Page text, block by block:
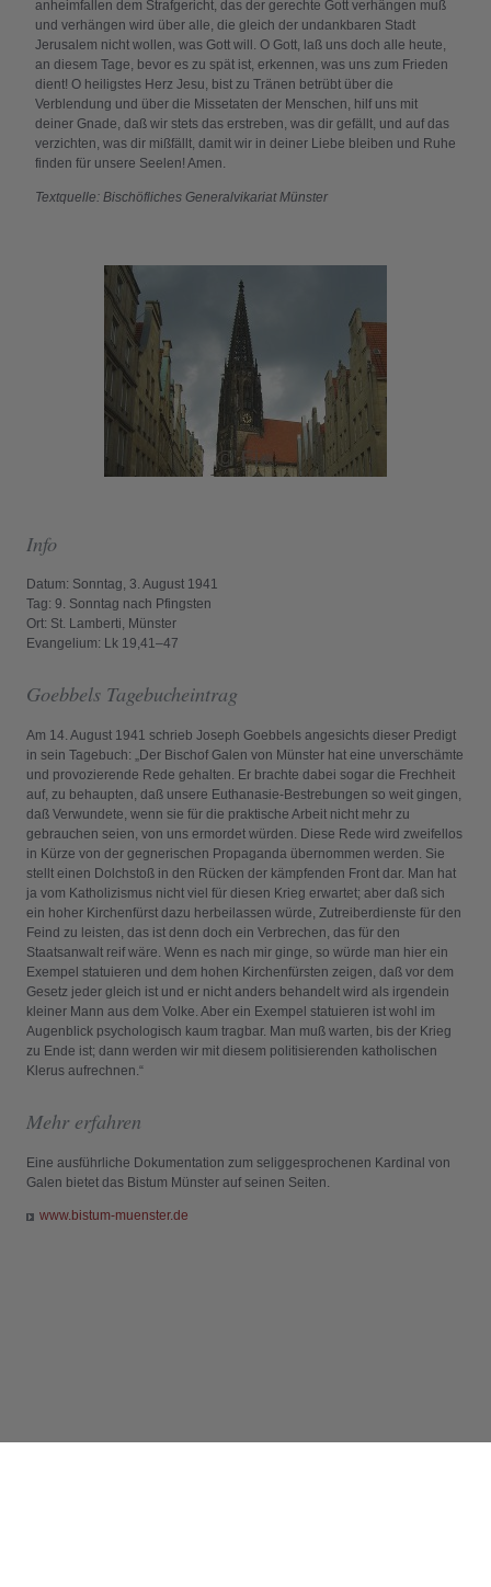
anheimfallen dem Strafgericht, das der gerechte Gott verhängen muß
und verhängen wird über alle, die gleich der undankbaren Stadt
Jerusalem nicht wollen, was Gott will. O Gott, laß uns doch alle heute,
an diesem Tage, bevor es zu spät ist, erkennen, was uns zum Frieden
dient! O heiligstes Herz Jesu, bist zu Tränen betrübt über die
Verblendung und über die Missetaten der Menschen, hilf uns mit
deiner Gnade, daß wir stets das erstreben, was dir gefällt, und auf das
verzichten, was dir mißfällt, damit wir in deiner Liebe bleiben und Ruhe
finden für unsere Seelen! Amen.
Textquelle: Bischöfliches Generalvikariat Münster
Info
Datum: Sonntag, 3. August 1941
Tag: 9. Sonntag nach Pfingsten
Ort: St. Lamberti, Münster
Evangelium: Lk 19,41–47
Goebbels Tagebucheintrag
Am 14. August 1941 schrieb Joseph Goebbels angesichts dieser Predigt
in sein Tagebuch: „Der Bischof Galen von Münster hat eine unverschämte
und provozierende Rede gehalten. Er brachte dabei sogar die Frechheit
auf, zu behaupten, daß unsere Euthanasie-Bestrebungen so weit gingen,
daß Verwundete, wenn sie für die praktische Arbeit nicht mehr zu
gebrauchen seien, von uns ermordet würden. Diese Rede wird zweifellos
in Kürze von der gegnerischen Propaganda übernommen werden. Sie
stellt einen Dolchstoß in den Rücken der kämpfenden Front dar. Man hat
ja vom Katholizismus nicht viel für diesen Krieg erwartet; aber daß sich
ein hoher Kirchenfürst dazu herbeilassen würde, Zutreiberdienste für den
Feind zu leisten, das ist denn doch ein Verbrechen, das für den
Staatsanwalt reif wäre. Wenn es nach mir ginge, so würde man hier ein
Exempel statuieren und dem hohen Kirchenfürsten zeigen, daß vor dem
Gesetz jeder gleich ist und er nicht anders behandelt wird als irgendein
kleiner Mann aus dem Volke. Aber ein Exempel statuieren ist wohl im
Augenblick psychologisch kaum tragbar. Man muß warten, bis der Krieg
zu Ende ist; dann werden wir mit diesem politisierenden katholischen
Klerus aufrechnen.“
Mehr erfahren
Eine ausführliche Dokumentation zum seliggesprochenen Kardinal von
Galen bietet das Bistum Münster auf seinen Seiten.
www.bistum-muenster.de